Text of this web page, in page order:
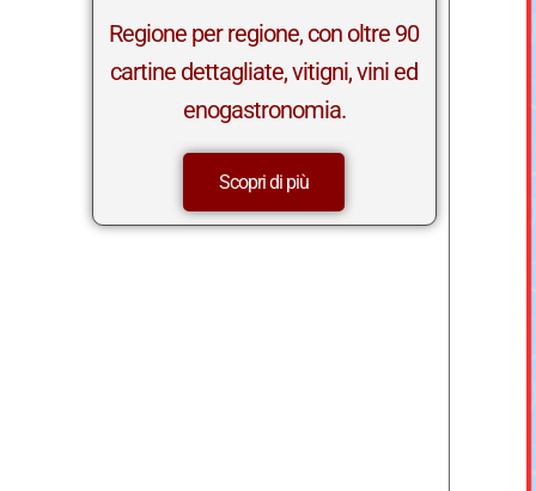
Regione per regione, con oltre 90
cartine dettagliate, vitigni, vini ed
enogastronomia.
Scopri di più